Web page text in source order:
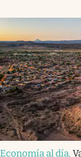
Economía al día.